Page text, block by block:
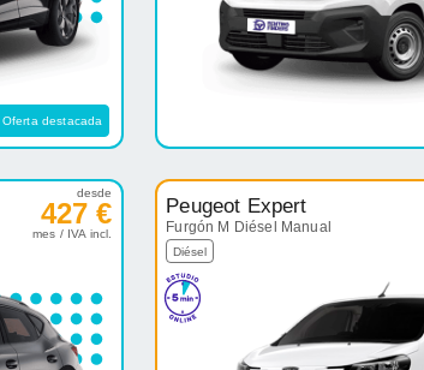
Oferta destacada
desde
427 €
mes / IVA incl.
Peugeot Expert
Furgón M Diésel Manual
Diésel